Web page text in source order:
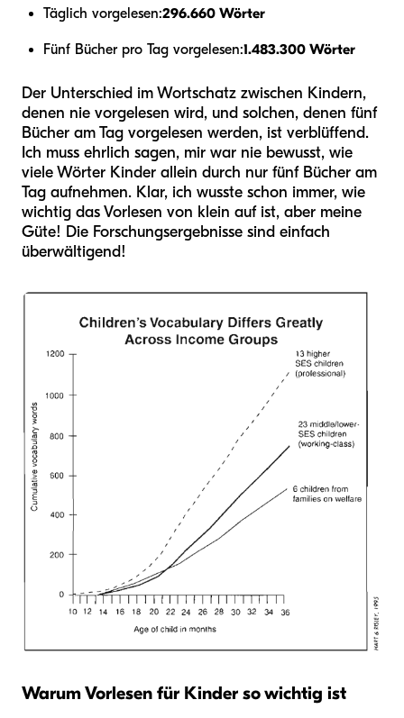
Täglich vorgelesen:296.660 Wörter
Fünf Bücher pro Tag vorgelesen:1.483.300 Wörter
Der Unterschied im Wortschatz zwischen Kindern,
denen nie vorgelesen wird, und solchen, denen fünf
Bücher am Tag vorgelesen werden, ist verblüffend.
Ich muss ehrlich sagen, mir war nie bewusst, wie
viele Wörter Kinder allein durch nur fünf Bücher am
Tag aufnehmen. Klar, ich wusste schon immer, wie
wichtig das Vorlesen von klein auf ist, aber meine
Güte! Die Forschungsergebnisse sind einfach
überwältigend!
Warum Vorlesen für Kinder so wichtig ist